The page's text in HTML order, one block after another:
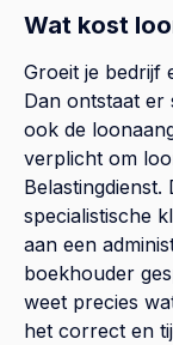
Wat kost
Groeit je bedrijf
Dan ontstaat er
ook de
verplicht om
Belastingdienst.
specialistische
aan een
boekhouder
weet precies
het correct en